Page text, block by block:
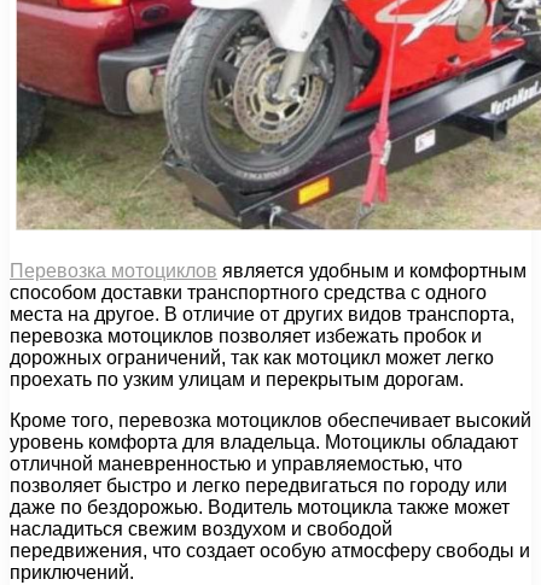
Перевозка мотоциклов является удобным и комфортным
способом доставки транспортного средства с одного
места на другое. В отличие от других видов транспорта,
перевозка мотоциклов позволяет избежать пробок и
дорожных ограничений, так как мотоцикл может легко
проехать по узким улицам и перекрытым дорогам.
Кроме того, перевозка мотоциклов обеспечивает высокий
уровень комфорта для владельца. Мотоциклы обладают
отличной маневренностью и управляемостью, что
позволяет быстро и легко передвигаться по городу или
даже по бездорожью. Водитель мотоцикла также может
насладиться свежим воздухом и свободой
передвижения, что создает особую атмосферу свободы и
приключений.